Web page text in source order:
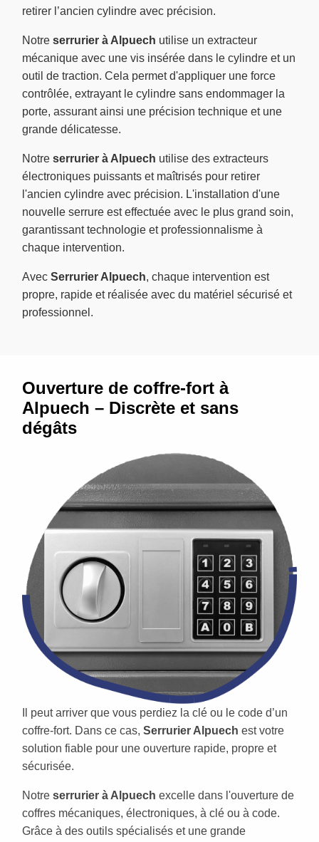
retirer l’ancien cylindre avec précision.
Notre serrurier à Alpuech utilise un extracteur
mécanique avec une vis insérée dans le cylindre et un
outil de traction. Cela permet d'appliquer une force
contrôlée, extrayant le cylindre sans endommager la
porte, assurant ainsi une précision technique et une
grande délicatesse.
Notre serrurier à Alpuech utilise des extracteurs
électroniques puissants et maîtrisés pour retirer
l'ancien cylindre avec précision. L'installation d'une
nouvelle serrure est effectuée avec le plus grand soin,
garantissant technologie et professionnalisme à
chaque intervention.
Avec Serrurier Alpuech, chaque intervention est
propre, rapide et réalisée avec du matériel sécurisé et
professionnel.
Ouverture de coffre-fort à
Alpuech – Discrète et sans
dégâts
Il peut arriver que vous perdiez la clé ou le code d’un
coffre-fort. Dans ce cas, Serrurier Alpuech est votre
solution fiable pour une ouverture rapide, propre et
sécurisée.
Notre serrurier à Alpuech excelle dans l'ouverture de
coffres mécaniques, électroniques, à clé ou à code.
Grâce à des outils spécialisés et une grande